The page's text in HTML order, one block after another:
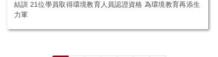
結訓 21位學員取得環境教育人員認證資格 為環境教育再添生
力軍